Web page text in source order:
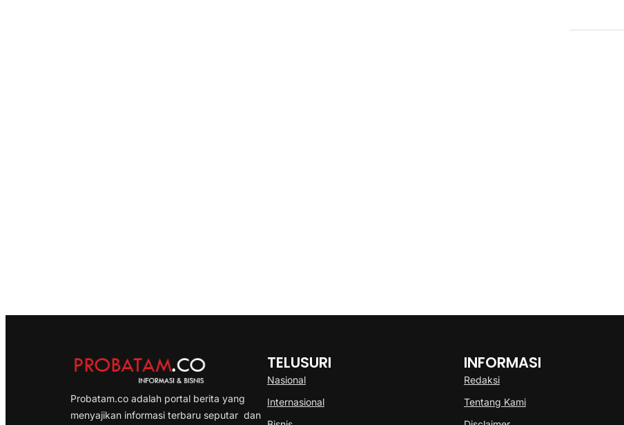
Probatam.co adalah portal berita yang
menyajikan informasi terbaru seputar dan
TELUSURI
Nasional
Internasional
INFORMASI
Redaksi
Tentang Kami